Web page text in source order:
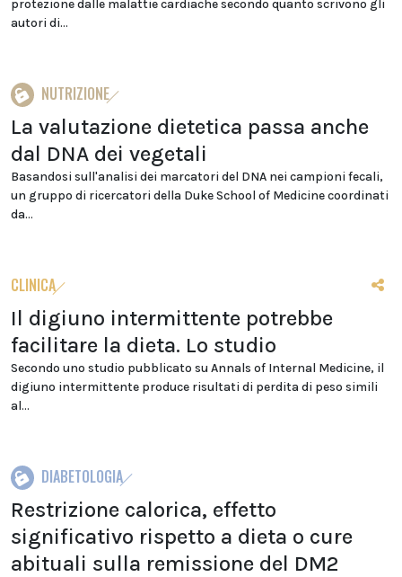
protezione dalle malattie cardiache secondo quanto scrivono gli
autori di...
NUTRIZIONE
La valutazione dietetica passa anche
dal DNA dei vegetali
Basandosi sull'analisi dei marcatori del DNA nei campioni fecali,
un gruppo di ricercatori della Duke School of Medicine coordinati
da...
CLINICA
Il digiuno intermittente potrebbe
facilitare la dieta. Lo studio
Secondo uno studio pubblicato su Annals of Internal Medicine, il
digiuno intermittente produce risultati di perdita di peso simili
al...
DIABETOLOGIA
Restrizione calorica, effetto
significativo rispetto a dieta o cure
abituali sulla remissione del DM2